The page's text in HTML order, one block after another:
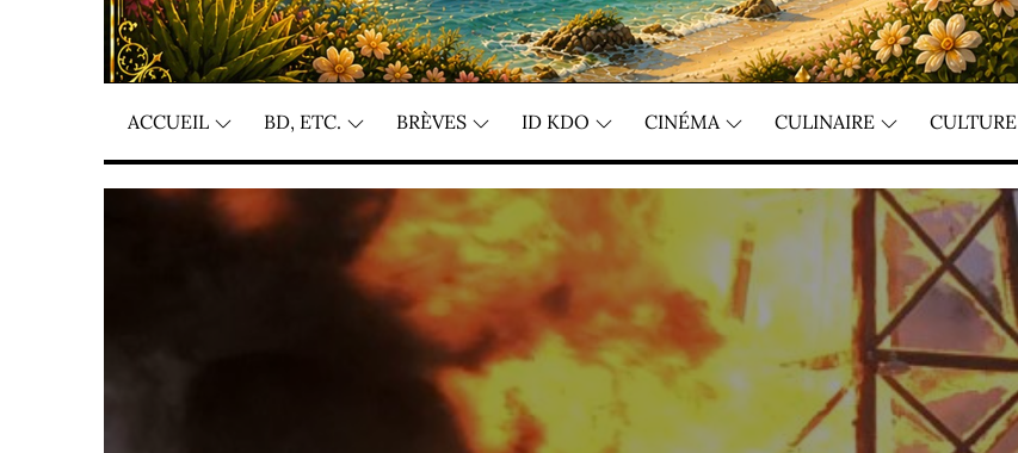
ACCUEIL BD, ETC. BRÈVES ID KDO CINÉMA CULINAIRE CULTURE